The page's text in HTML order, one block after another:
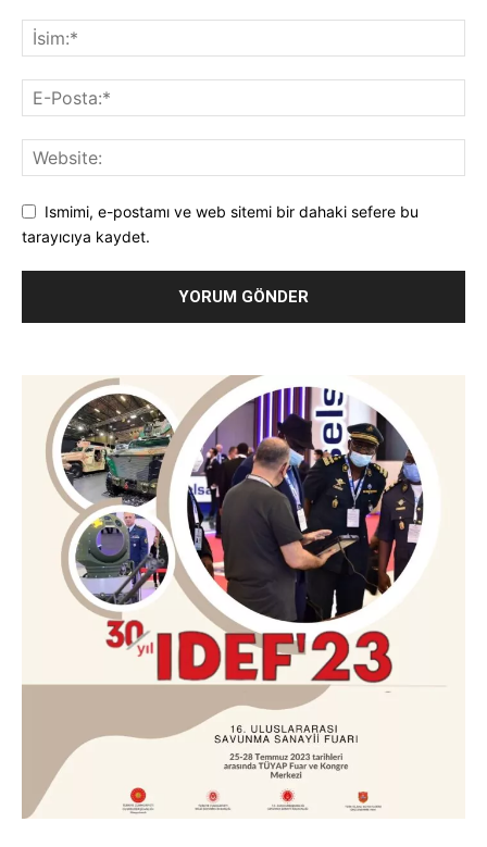
Ismimi, e-postamı ve web sitemi bir dahaki sefere bu
tarayıcıya kaydet.